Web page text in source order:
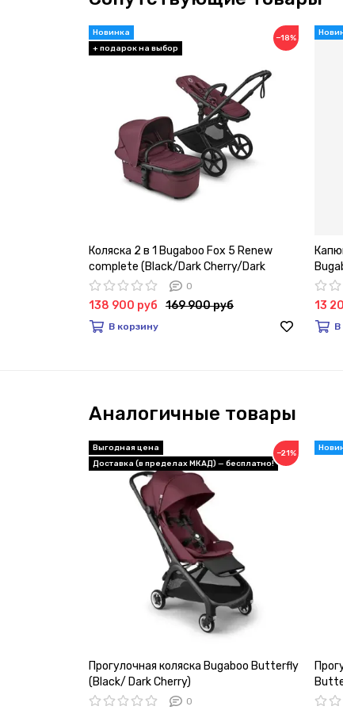
−18%
Коляска 2 в 1 Bugaboo Fox 5 Renew
complete (Black/Dark Cherry/Dark
Cherry)
0
138 900 руб 169 900 руб
В корзину
13
В
Аналогичные товары
−21%
Прогулочная коляска Bugaboo Butterfly
(Black/ Dark Cherry)
0